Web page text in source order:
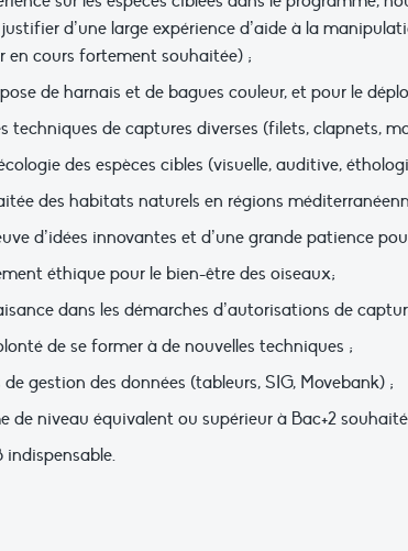
d’une large expérience d’aide à la
en cours fortement souhaitée) ;
de harnais et de bagues couleur, et pour le
techniques de captures diverses (filets, clapnets,
des espèces cibles (visuelle, auditive,
des habitats naturels en régions
d’idées innovantes et d’une grande patience
éthique pour le bien-être des oiseaux;
dans les démarches d’autorisations de
de se former à de nouvelles techniques ;
gestion des données (tableurs, SIG, Movebank) ;
de niveau équivalent ou supérieur à Bac+2
indispensable.